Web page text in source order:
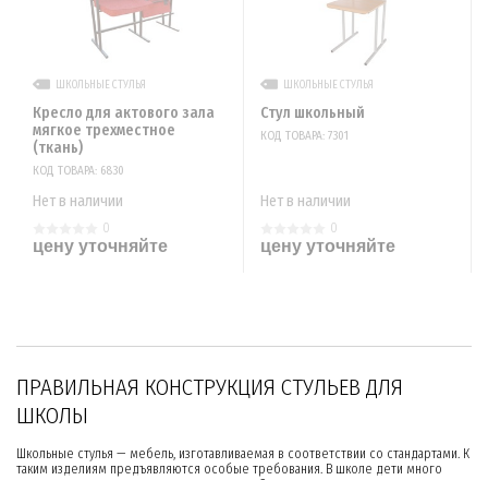
ШКОЛЬНЫЕ СТУЛЬЯ
Кресло для актового зала
мягкое трехместное
(ткань)
КОД ТОВАРА: 6830
Нет в наличии
0
цену уточняйте
ШКОЛЬНЫЕ СТУЛЬЯ
Стул школьный
КОД ТОВАРА: 7301
Нет в наличии
0
цену уточняйте
ПРАВИЛЬНАЯ КОНСТРУКЦИЯ СТУЛЬЕВ ДЛЯ
ШКОЛЫ
Школьные стулья — мебель, изготавливаемая в соответствии со стандартами. К
таким изделиям предъявляются особые требования. В школе дети много